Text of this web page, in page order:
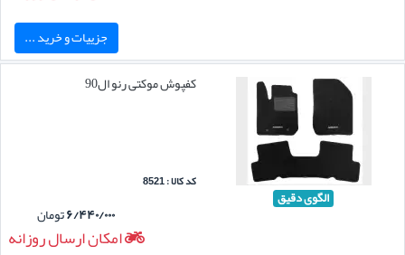
جزییات و خرید ...
الگوی دقیق
کفپوش موکتی رنو ال90
کد کالا : 8521
۶/۴۴۰/۰۰۰تومان
امکان ارسال روزانه